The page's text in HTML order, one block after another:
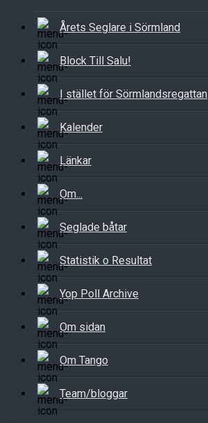
Årets Seglare i Sörmland
Block Till Salu!
I stället för Sörmlandsregattan
Kalender
Länkar
Om...
Seglade båtar
Statistik o Resultat
Yop Poll Archive
Om sidan
Om Tango
Team/bloggar